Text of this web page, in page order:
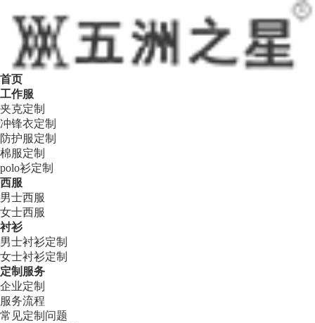
首页
工作服
夹克定制
冲锋衣定制
防护服定制
棉服定制
polo衫定制
西服
男士西服
女士西服
衬衫
男士衬衫定制
女士衬衫定制
定制服务
企业定制
服务流程
常见定制问题